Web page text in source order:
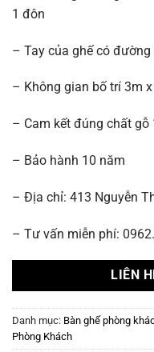
1 đôn
– Tay của ghế có
– Không gian bố trí 3m
– Cam kết đúng chất gỗ
– Bảo hành 10 năm
– Địa chỉ: 413 Nguyễn
– Tư vấn miễn phí:
LIÊN
Danh mục: Bàn ghế phòng
Phòng Khách